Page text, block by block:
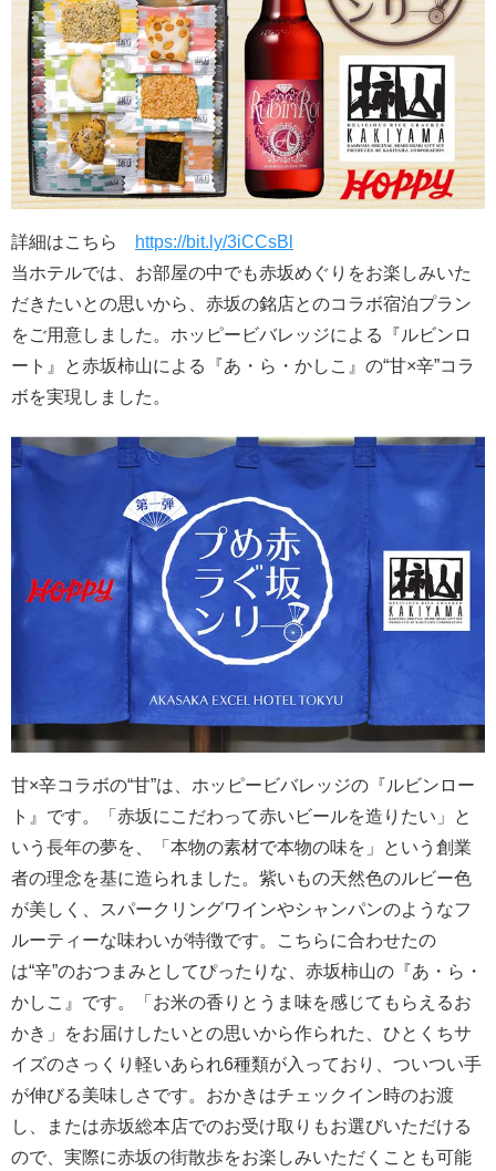
詳細はこちら
https://bit.ly/3iCCsBl
当ホテルでは、お部屋の中でも赤坂めぐりをお楽しみいた
だきたいとの思いから、赤坂の銘店とのコラボ宿泊プラン
をご用意しました。ホッピービバレッジによる『ルビンロ
ート』と赤坂柿山による『あ・ら・かしこ』の“甘×辛”コラ
ボを実現しました。
甘×辛コラボの“甘”は、ホッピービバレッジの『ルビンロー
ト』です。「赤坂にこだわって赤いビールを造りたい」と
いう長年の夢を、「本物の素材で本物の味を」という創業
者の理念を基に造られました。紫いもの天然色のルビー色
が美しく、スパークリングワインやシャンパンのようなフ
ルーティーな味わいが特徴です。こちらに合わせたの
は“辛”のおつまみとしてぴったりな、赤坂柿山の『あ・ら・
かしこ』です。「お米の香りとうま味を感じてもらえるお
かき」をお届けしたいとの思いから作られた、ひとくちサ
イズのさっくり軽いあられ6種類が入っており、ついつい手
が伸びる美味しさです。おかきはチェックイン時のお渡
し、または赤坂総本店でのお受け取りもお選びいただける
ので、実際に赤坂の街散歩をお楽しみいただくことも可能